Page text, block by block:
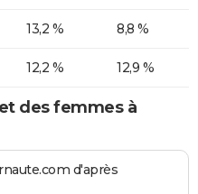
13,2 % 8,8 %
12,2 % 12,9 %
des femmes à
d'après